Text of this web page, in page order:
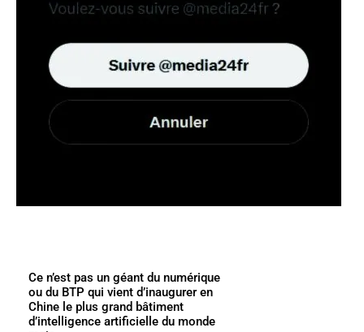
Ce n’est pas un géant du numérique
ou du BTP qui vient d’inaugurer en
Chine le plus grand bâtiment
d’intelligence artificielle du monde